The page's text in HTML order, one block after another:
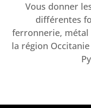
Vous donner
différentes
ferronnerie,
la région